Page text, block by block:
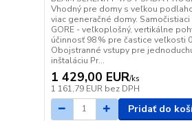
Vhodný pre domy s veľkou
viac generačné domy.
GORE - veľkoplošný, vertikálne
účinnosť 98 % pre častice veľkosti
Obojstranné vstupy pre
inštaláciu Pr...
1 429,00 EUR/ks
1 161,79 EUR bez DPH
Pridať do